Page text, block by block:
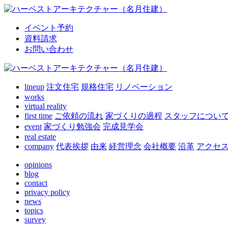
イベント予約
資料請求
お問い合わせ
lineup 注文住宅 規格住宅 リノベーション
works
virtual reality
first time ご依頼の流れ 家づくりの過程 スタッフについて
event 家づくり勉強会 完成見学会
real estate
company 代表挨拶 由来 経営理念 会社概要 沿革 アクセス
opinions
blog
contact
privacy policy
news
topics
survey